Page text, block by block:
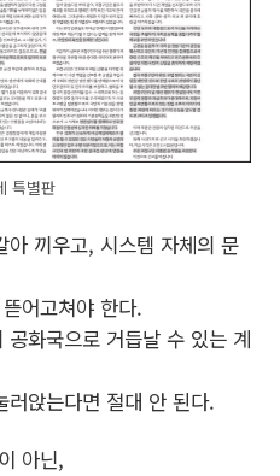
특별판
아 끼우고, 시스템 자체의 문
어고쳐야 한다.
화국으로 거듭날 수 있는 계
러앉는다면 절대 안 된다.
아닌,